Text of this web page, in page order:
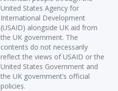
United States Agency for
International Development
(USAID) alongside UK aid from
the UK government. The
contents do not necessarily
reflect the views of USAID or the
United States Government and
the UK government’s official
policies.